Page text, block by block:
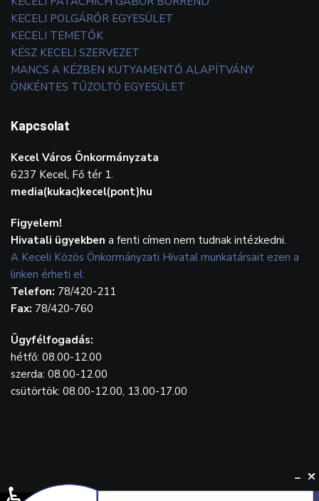
KECELI POLGÁRŐR EGYESÜLET
KECELI TEMETŐK
KÉSZ KECELI SZERVEZET
MANCS A KÉZBEN KUTYAMENTŐ ALAPÍTVÁNY
ÖNKÉNTES TŰZOLTÓ EGYESÜLET
Kapcsolat
Kecel Város Önkormányzata
6237 Kecel, Fő tér 1.
media(kukac)kecel(pont)hu
Figyelem!
Hivatali ügyekben a fenti címen nem tudnak intézkedni.
A Keceli Közös Önkormányzati Hivatal munkatársait ezen a
linken érheti el:
Telefon: 78/420-211
Fax: 78/420-760
Ügyfélfogadás:
hétfő: 08.00-12.00
szerda: 08.00-12.00
csütörtök: 08.00-12.00, 13.00-17.00